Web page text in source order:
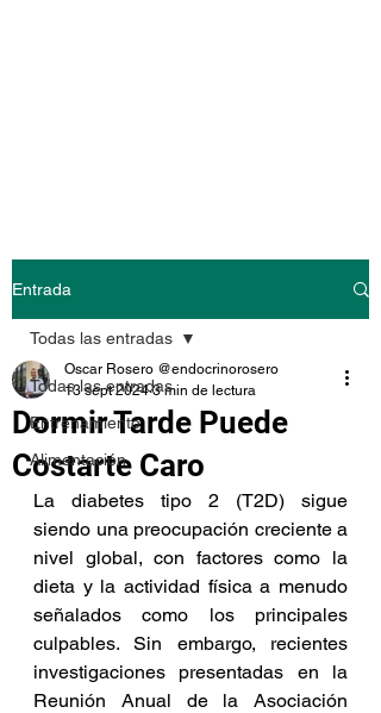
Entrada
Todas las entradas
Entrenamiento
Alimentación
Todas las entradas
Dormir Tarde Puede
Costarte Caro
Oscar Rosero @endocrinorosero
13 sept 2024 3 min de lectura
La diabetes tipo 2 (T2D) sigue
siendo una preocupación creciente a
nivel global, con factores como la
dieta y la actividad física a menudo
señalados como los principales
culpables. Sin embargo, recientes
investigaciones presentadas en la
Reunión Anual de la Asociación